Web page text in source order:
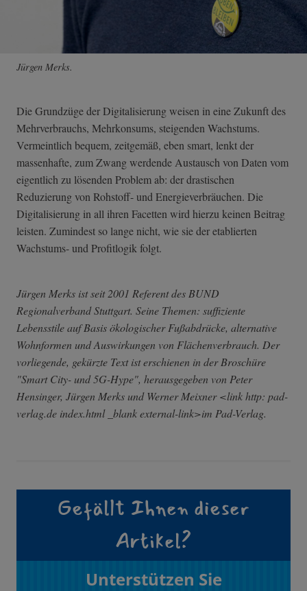
Jürgen Merks.
Die Grundzüge der Digitalisierung weisen in eine Zukunft des
Mehrverbrauchs, Mehrkonsums, steigenden Wachstums.
Vermeintlich bequem, zeitgemäß, eben smart, lenkt der
massenhafte, zum Zwang werdende Austausch von Daten vom
eigentlich zu lösenden Problem ab: der drastischen
Reduzierung von Rohstoff- und Energieverbräuchen. Die
Digitalisierung in all ihren Facetten wird hierzu keinen Beitrag
leisten. Zumindest so lange nicht, wie sie der etablierten
Wachstums- und Profitlogik folgt.
Jürgen Merks ist seit 2001 Referent des BUND
Regionalverband Stuttgart. Seine Themen: suffiziente
Lebensstile auf Basis ökologischer Fußabdrücke, alternative
Wohnformen und Auswirkungen von Flächenverbrauch. Der
vorliegende, gekürzte Text ist erschienen in der Broschüre
"Smart City- und 5G-Hype", herausgegeben von Peter
Hensinger, Jürgen Merks und Werner Meixner <link http: pad-
verlag.de index.html _blank external-link>im Pad-Verlag.
Gefällt Ihnen dieser
Artikel?
Unterstützen Sie